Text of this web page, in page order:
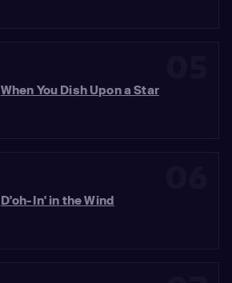
When You Dish Upon a Star
D'oh-In' in the Wind